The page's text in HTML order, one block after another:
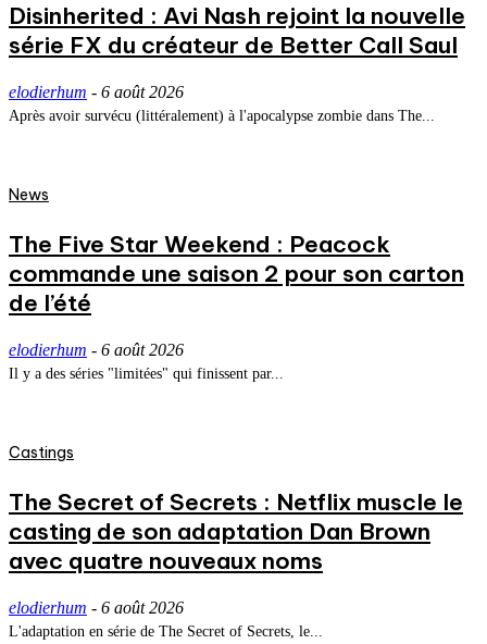
Disinherited : Avi Nash rejoint la nouvelle
série FX du créateur de Better Call Saul
elodierhum - 6 août 2026
Après avoir survécu (littéralement) à l'apocalypse zombie dans The...
News
The Five Star Weekend : Peacock
commande une saison 2 pour son carton
de l’été
elodierhum - 6 août 2026
Il y a des séries "limitées" qui finissent par...
Castings
The Secret of Secrets : Netflix muscle le
casting de son adaptation Dan Brown
avec quatre nouveaux noms
elodierhum - 6 août 2026
L'adaptation en série de The Secret of Secrets, le...